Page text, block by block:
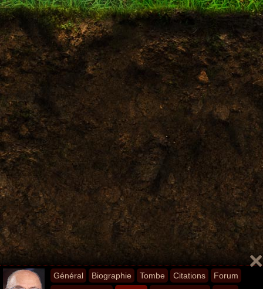
Général Biographie Tombe Citations
Forum